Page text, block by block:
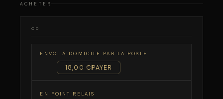
ACHETER
CD
ENVOI À DOMICILE PAR LA POSTE
18,00 €PAYER
EN POINT RELAIS